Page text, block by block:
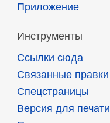
Приложение
Инструменты
Ссылки сюда
Связанные правки
Спецстраницы
Версия для печати